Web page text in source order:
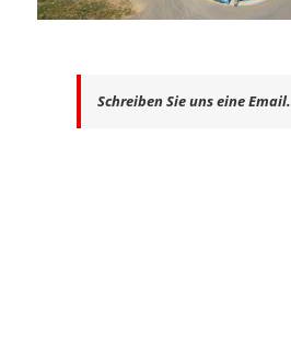
Schreiben Sie uns eine Email.